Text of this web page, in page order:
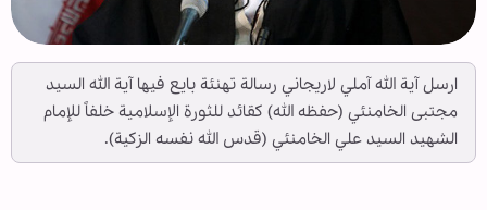
ارسل آية الله آملي لاريجاني رسالة تهنئة بايع فيها آية الله السيد
مجتبى الخامنئي (حفظه الله) كقائد للثورة الإسلامية خلفاً للإمام
الشهيد السيد علي الخامنئي (قدس الله نفسه الزكية).